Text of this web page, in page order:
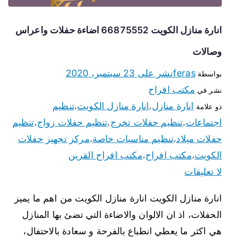
انارة منازل الكويت 66875552 اضاءة حفلات واعراس
وصالات
بواسطةferasنشر على 23 سبتمبر، 2020
نشر في مكتب افراح
ذو علامة انارة منازل،انارة منازل الكويت،تنظيم
اجتماعات،تنظيم حفلات تخرج،تنظيم حفلات زواج،تنظيم
حفلات ميلاد،تنظيم مناسبات خاصة،مركز تجهيز حفلات
الكويت،مكتب افراح،مكتب افراح القرين
لا تعليقات
انارة منازل الكويت انارة منازل الكويت من اهم ما يميز
الحفلات، اذ ان الالوان والاضاءة التي تضئ بها المنازل
هي اكثر ما يعطي انطباع بالفرحة و سعادة بالاحتفال،